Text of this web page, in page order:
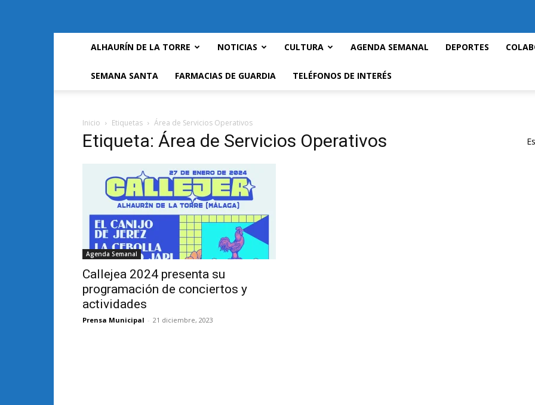
ALHAURÍN DE LA TORRE NOTICIAS CULTURA AGENDA SEMANAL DEPORTES
SEMANA SANTA FARMACIAS DE GUARDIA TELÉFONOS DE INTERÉS
Inicio Etiquetas Área de Servicios Operativos
Etiqueta: Área de Servicios Operativos
Agenda Semanal
Callejea 2024 presenta su
programación de conciertos y
actividades
Prensa Municipal - 21 diciembre, 2023